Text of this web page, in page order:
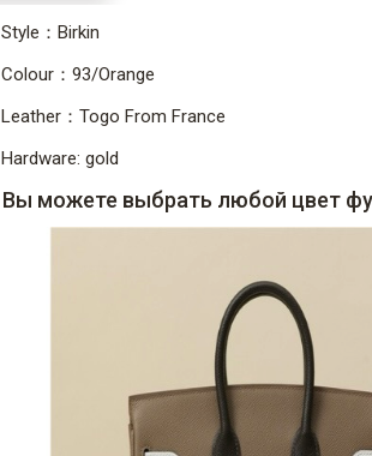
Style：Birkin
Colour：93/Orange
Leather：Togo From France
Hardware: gold
Вы можете выбрать любой цвет